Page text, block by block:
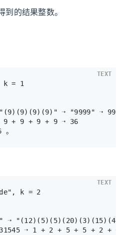
的结果整数。
➝ "9999" ➝ 9999
9 + 9 + 9 + 9 ➝ 36
TEXT
➝ "(12)(5)(5)(20)(3)(15)(4)(5)"
➝ 1 + 2 + 5 + 5 + 2 + 0
TEXT